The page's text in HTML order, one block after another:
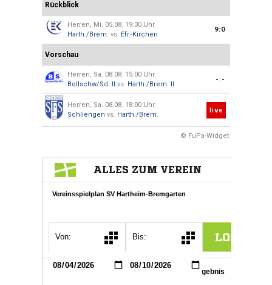
Rückblick
Herren, Mi. 05.08. 19:30 Uhr
Harth./Brem. vs. Efr.-Kirchen
9:0
Vorschau
Herren, Sa. 08.08. 15:00 Uhr
Bollschw/Sd. II vs. Harth./Brem. II
-:-
Herren, Sa. 08.08. 18:00 Uhr
Schliengen vs. Harth./Brem.
live
© FuPa-Widget